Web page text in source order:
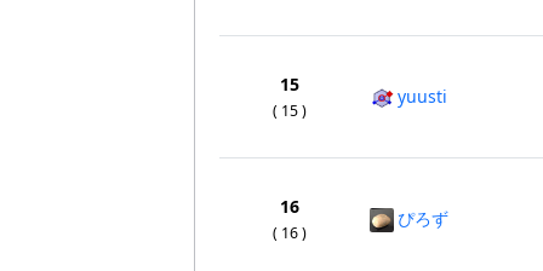
15
( 15 )
yuusti
16
( 16 )
ぴろず